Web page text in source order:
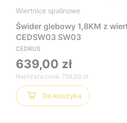
Wiertnice spalinowe
Świder glebowy 1,8KM z
CEDSW03 SW03
CEDRUS
639,00 zł
Najniższa cena: 759,00 zł
Do koszyka